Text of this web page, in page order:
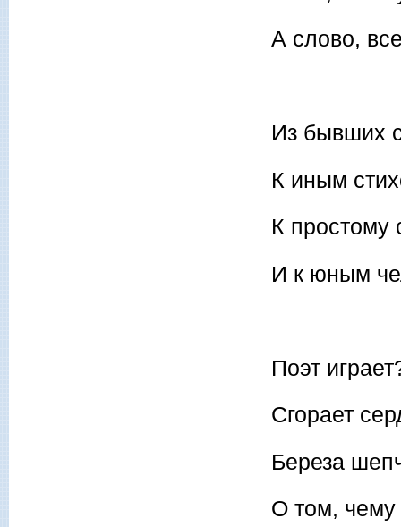
А слово,
Из бывших
К иным
К простому
И к юным
Поэт
Сгорает
Береза
О том, чему